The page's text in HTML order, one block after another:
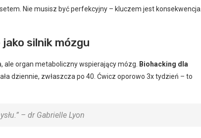
Nie musisz być perfekcyjny – kluczem jest konsekwencja.
silnik mózgu
ale organ metaboliczny wspierający mózg.
Biohacking dla
dziennie, zwłaszcza po 40. Ćwicz oporowo 3x tydzień – to
– dr Gabrielle Lyon